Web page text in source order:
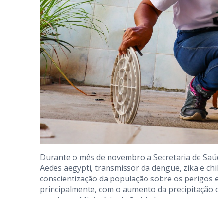
Durante o mês de novembro a Secretaria de
Aedes aegypti, transmissor da dengue, zika e
conscientização da população sobre os
principalmente, com o aumento da precipitação